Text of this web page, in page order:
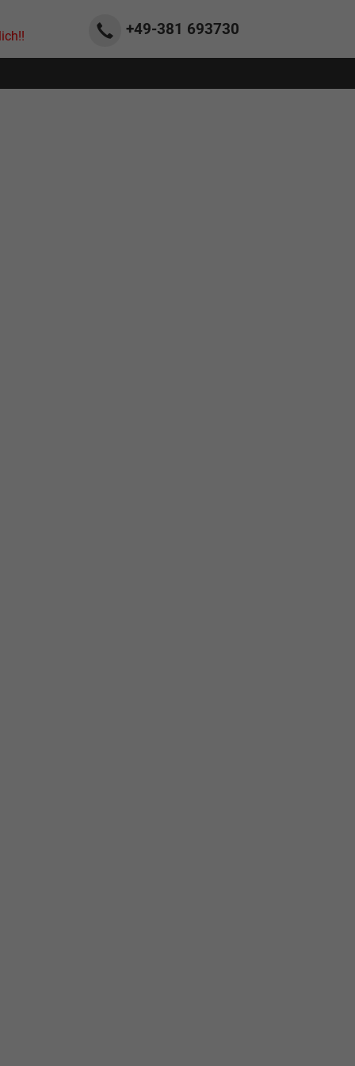
+49-381 693730